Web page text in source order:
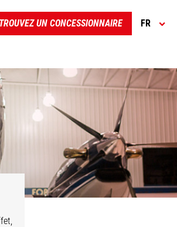
TROUVEZ UN CONCESSIONNAIRE FR